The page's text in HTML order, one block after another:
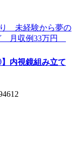
内視鏡組み立て